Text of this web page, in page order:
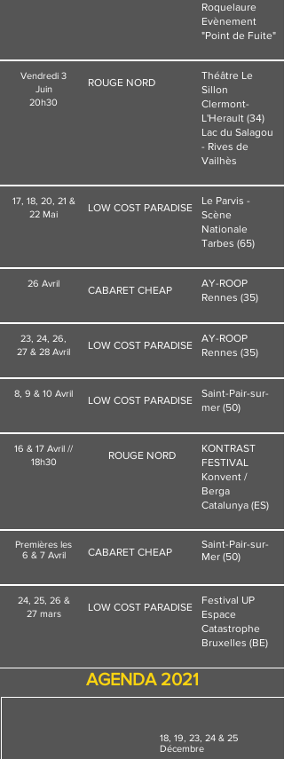
Roquelaure
Evènement
"Point de Fuite"
Vendredi 3
Juin
20h30
ROUGE NORD
Théâtre Le
Sillon
Clermont-
L'Herault (34)
Lac du Salagou
- Rives de
Vailhès
17, 18, 20, 21 &
22 Mai
LOW COST PARADISE
Le Parvis -
Scène
Nationale
Tarbes (65)
26 Avril
CABARET CHEAP
AY-ROOP
Rennes (35)
23, 24, 26,
27 & 28 Avril
LOW COST PARADISE
AY-ROOP
Rennes (35)
8, 9 & 10 Avril
LOW COST PARADISE
Saint-Pair-sur-
mer (50)
16 & 17 Avril //
18h30
ROUGE NORD
KONTRAST
FESTIVAL
Konvent /
Berga
Catalunya (ES)
Premières les
6 & 7 Avril
CABARET CHEAP
Saint-Pair-sur-
Mer (50)
24, 25, 26 &
27 mars
LOW COST PARADISE
Festival UP
Espace
Catastrophe
Bruxelles (BE)
AGENDA 2021
18, 19, 23, 24 & 25
Décembre